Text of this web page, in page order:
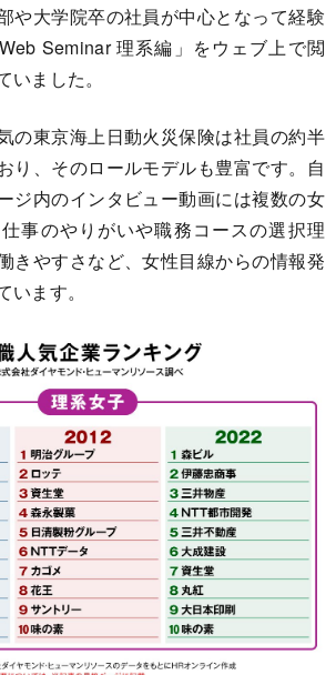
や大学院卒の社員が中心となって経験
Seminar 理系編」をウェブ上で閲
ました。
の東京海上日動火災保険は社員の約半
り、そのロールモデルも豊富です。自
ジ内のインタビュー動画には複数の女
事のやりがいや職務コースの選択理
きやすさなど、女性目線からの情報発
ます。